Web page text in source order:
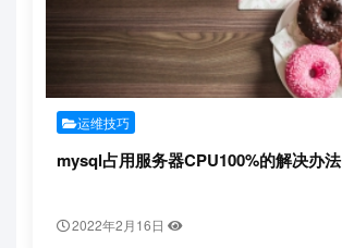
运维技巧
mysql占用服务器CPU100%的解决办法
2022年2月16日